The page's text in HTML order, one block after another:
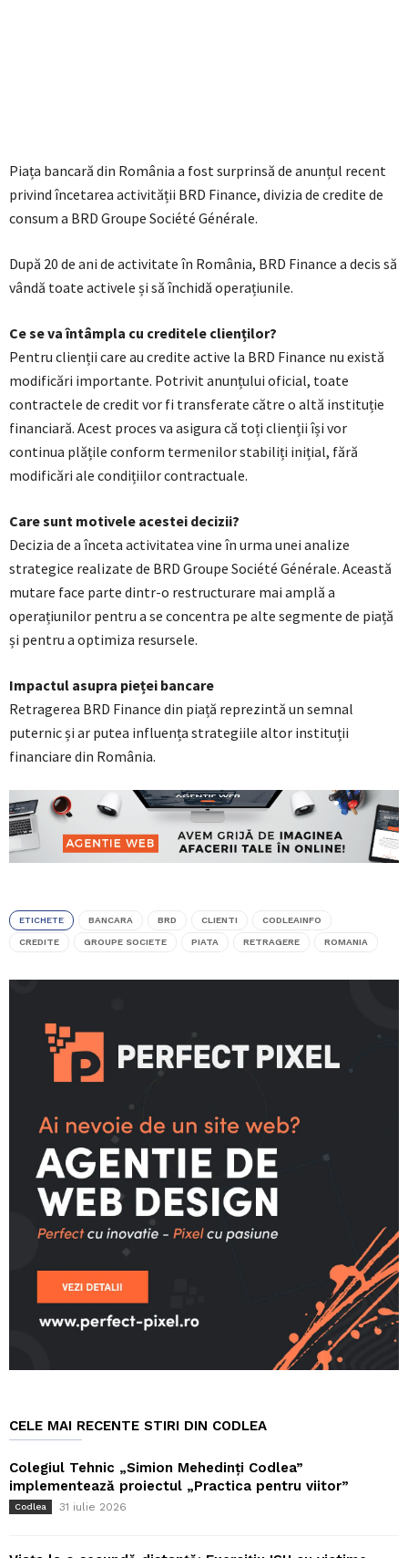
Piața bancară din România a fost surprinsă de anunțul recent
privind încetarea activității BRD Finance, divizia de credite de
consum a BRD Groupe Société Générale.
După 20 de ani de activitate în România, BRD Finance a decis să
vândă toate activele și să închidă operațiunile.
Ce se va întâmpla cu creditele clienților?
Pentru clienții care au credite active la BRD Finance nu există
modificări importante. Potrivit anunțului oficial, toate
contractele de credit vor fi transferate către o altă instituție
financiară. Acest proces va asigura că toți clienții își vor
continua plățile conform termenilor stabiliți inițial, fără
modificări ale condițiilor contractuale.
Care sunt motivele acestei decizii?
Decizia de a înceta activitatea vine în urma unei analize
strategice realizate de BRD Groupe Société Générale. Această
mutare face parte dintr-o restructurare mai amplă a
operațiunilor pentru a se concentra pe alte segmente de piață
și pentru a optimiza resursele.
Impactul asupra pieței bancare
Retragerea BRD Finance din piață reprezintă un semnal
puternic și ar putea influența strategiile altor instituții
financiare din România.
ETICHETE BANCARA BRD CLIENTI CODLEAINFO
CREDITE GROUPE SOCIETE PIATA RETRAGERE ROMANIA
CELE MAI RECENTE STIRI DIN CODLEA
Colegiul Tehnic „Simion Mehedinți Codlea”
implementează proiectul „Practica pentru viitor”
Codlea 31 iulie 2026